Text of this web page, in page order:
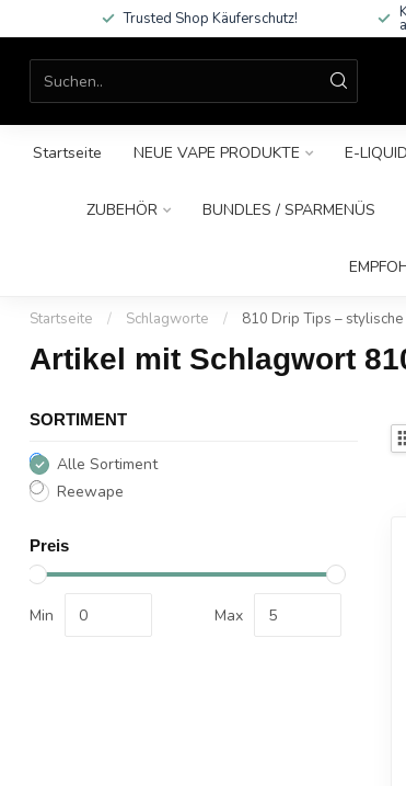
Trusted Shop Käuferschutz!
Startseite NEUE VAPE PRODUKTE E-
ZUBEHÖR BUNDLES / SPARMENÜS
Startseite / Schlagworte / 810 Drip Tips –
Artikel mit Schlagwort
SORTIMENT
Alle Sortiment
Reewape
Preis
Min Max